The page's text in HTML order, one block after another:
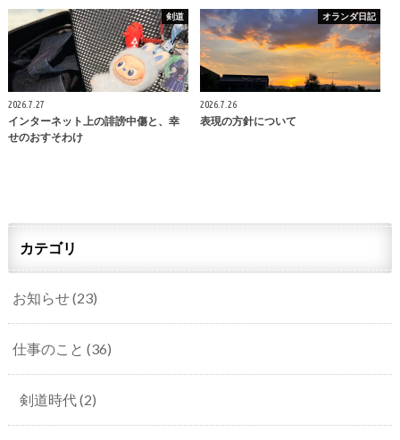
剣道
2026.7.27
インターネット上の誹謗中傷と、幸
せのおすそわけ
オランダ日記
2026.7.26
表現の方針について
カテゴリ
お知らせ(23)
仕事のこと (36)
剣道時代(2)